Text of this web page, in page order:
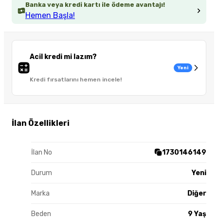
Banka veya kredi kartı ile ödeme avantajı!
Hemen Başla!
Acil kredi mi lazım?
Kredi fırsatlarını hemen incele!
Yeni
İlan Özellikleri
İlan No 1730146149
Durum Yeni
Marka Diğer
Beden 9 Yaş